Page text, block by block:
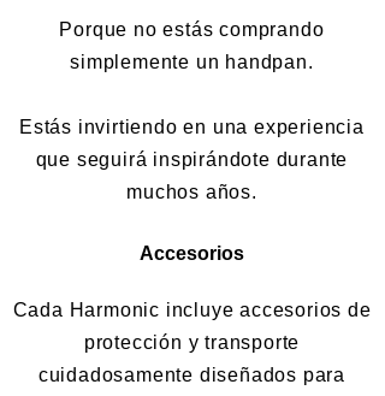
Porque no estás comprando
simplemente un handpan.
Estás invirtiendo en una experiencia
que seguirá inspirándote durante
muchos años.
Accesorios
Cada Harmonic incluye accesorios de
protección y transporte
cuidadosamente diseñados para